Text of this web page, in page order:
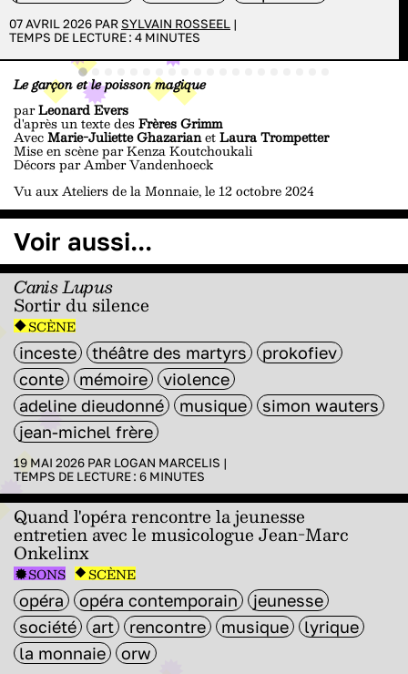
07 AVRIL 2026 PAR SYLVAIN ROSSEEL |
TEMPS DE LECTURE : 4 MINUTES
Le garçon et le poisson magique
parLeonard Evers
d'après un texte desFrères Grimm
AvecMarie-Juliette GhazarianetLaura Trompetter
Mise en scène par Kenza Koutchoukali
Décors par Amber Vandenhoeck
Vu aux Ateliers de la Monnaie, le 12 octobre 2024
Voir aussi...
Canis Lupus
Sortir du silence
SCÈNE
inceste théâtre des martyrs
prokofiev
conte
mémoire
violence
adeline dieudonné
musique
simon wauters
jean-michel frère
19 MAI 2026 PAR LOGAN MARCELIS |
TEMPS DE LECTURE : 6 MINUTES
Quand l'opéra rencontre la jeunesse
entretien avec le musicologue Jean-Marc
Onkelinx
SONS SCÈNE
opéra opéra contemporain
jeunesse
société
art rencontre musique
lyrique
la monnaie
orw